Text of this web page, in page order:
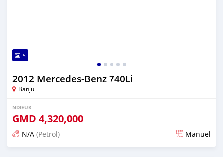
5
2012 Mercedes-Benz 740Li
Banjul
NDIEUK
GMD 4,320,000
N/A (Petrol) Manuel